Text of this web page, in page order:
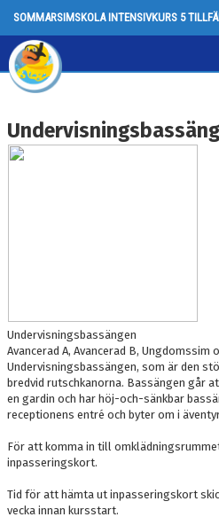
SOMMARSIMSKOLA INTENSIVKURS 5
SOMMARSIMSKOLA BESKRIVNING
NYHETER
KONTAKT
Undervisningsbassängen
Avancerad A, Avancerad B,
Undervisningsbassängen, som är den
bredvid rutschkanorna. Bassängen går
en gardin och har höj-och-sänkbar
receptionens entré och byter om i
För att komma in till
inpasseringskort.
Tid för att hämta ut inpasseringskort
vecka innan kursstart.